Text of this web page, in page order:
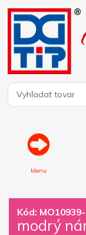
Menu
Kód:
modrý